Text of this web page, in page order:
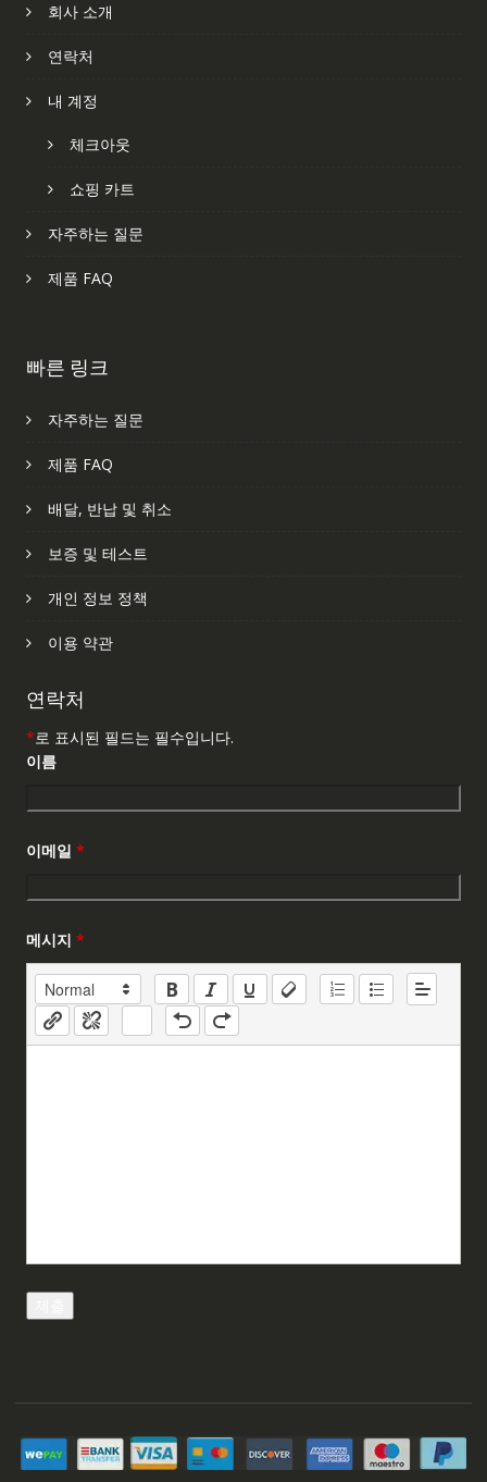
회사 소개
연락처
내 계정
체크아웃
쇼핑 카트
자주하는 질문
제품 FAQ
빠른 링크
자주하는 질문
제품 FAQ
배달, 반납 및 취소
보증 및 테스트
개인 정보 정책
이용 약관
연락처
*로 표시된 필드는 필수입니다.
이름
이메일 *
메시지 *